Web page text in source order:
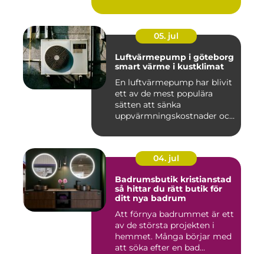
05. jul
Luftvärmepump i göteborg
smart värme i kustklimat
En luftvärmepump har blivit
ett av de mest populära
sätten att sänka
uppvärmningskostnader och
04. jul
Badrumsbutik kristianstad
så hittar du rätt butik för
ditt nya badrum
Att förnya badrummet är ett
av de största projekten i
hemmet. Många börjar med
att söka efter en bad...